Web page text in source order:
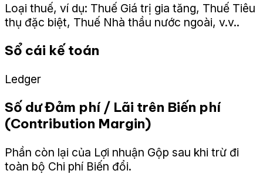
Loại thuế, ví dụ: Thuế Giá trị gia tăng, Thuế Tiêu
thụ đặc biệt, Thuế Nhà thầu nước ngoài, v.v..
Sổ cái kế toán
Ledger
Số dư Đảm phí / Lãi trên Biến phí
(Contribution Margin)
Phần còn lại của Lợi nhuận Gộp sau khi trừ đi
toàn bộ Chi phí Biến đổi.